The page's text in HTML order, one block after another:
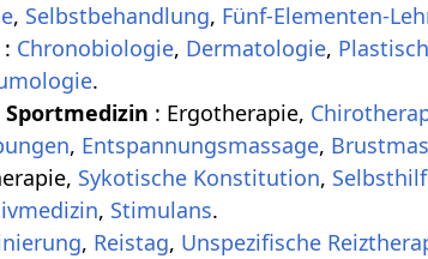
, Selbstbehandlung, Fünf-Elementen-
: Chronobiologie, Dermatologie,
.
: Ergotherapie,
, Entspannungsmassage,
Sykotische Konstitution,
, Stimulans.
, Reistag, Unspezifische